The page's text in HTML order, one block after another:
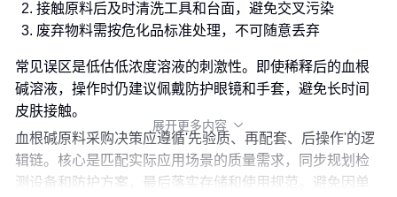
接触原料后及时清洗工具和台面，避免交叉污染
废弃物料需按危化品标准处理，不可随意丢弃
常见误区是低估低浓度溶液的刺激性。即使稀释后的血根
碱溶液，操作时仍建议佩戴防护眼镜和手套，避免长时间
皮肤接触。
血根碱原料采购决策应遵循'先验质、再配套、后操作'的逻
辑链。核心是匹配实际应用场景的质量需求，同步规划检
测设备和防护方案，最后落实存储和使用规范。避免因单
展开更多内容 